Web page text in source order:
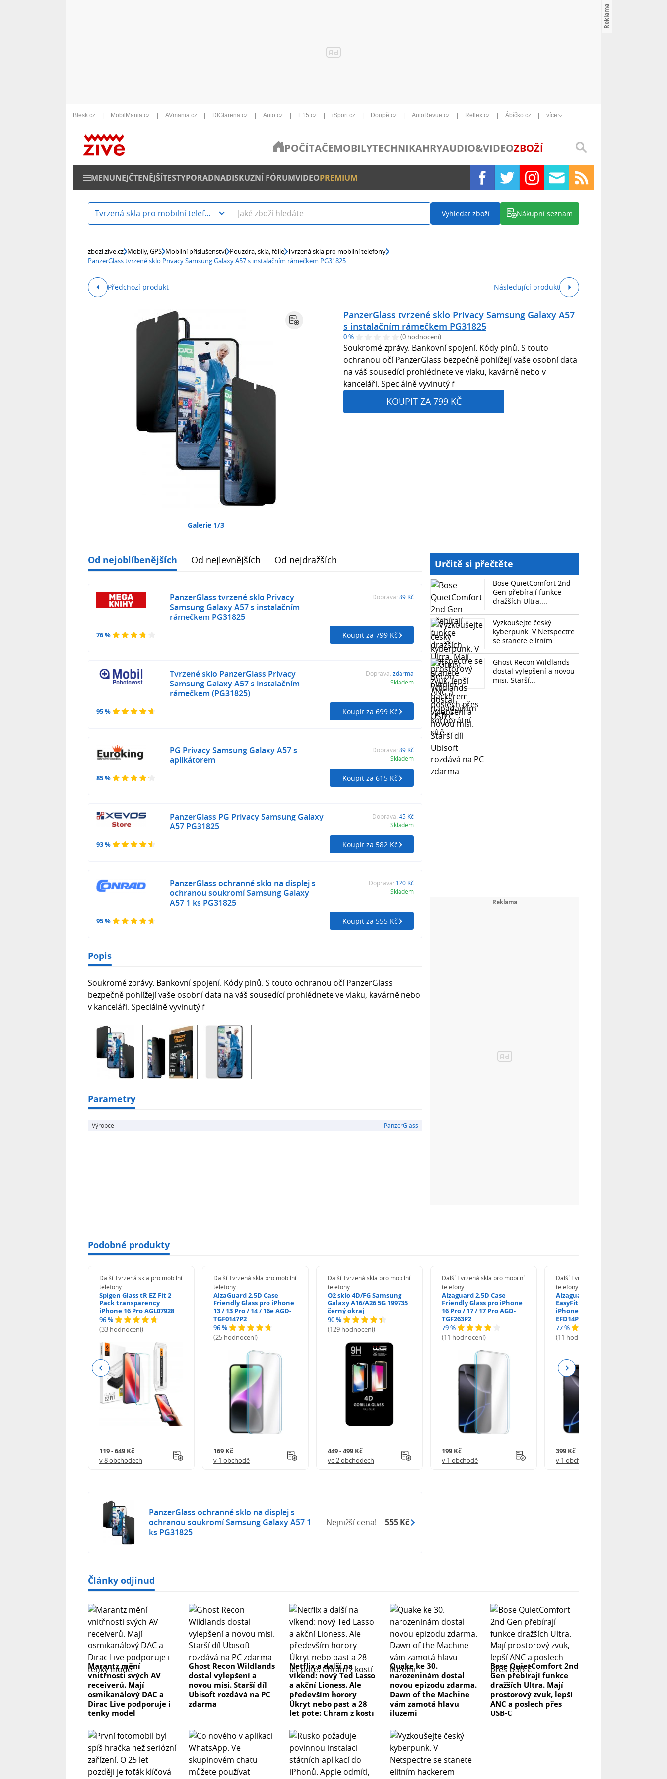
Blesk.cz MobilMania.cz AVmania.cz DIGIarena.cz Auto.cz E15.cz iSport.cz Doupě.cz AutoRevue.cz Reflex.cz Ábíčko.cz více
POČÍTAČEMOBILYTECHNIKAHRYAUDIO&VIDEOZBOŽÍ
MENUNEJČTENĚJŠÍTESTYPORADNADISKUZNÍ FÓRUMVIDEOPREMIUM
Tvrzená skla pro mobilní telefony Vyhledat zboží Nákupní seznam
zbozi.zive.cz Mobily, GPS Mobilní příslušenství Pouzdra, skla, fólie Tvrzená skla pro mobilní telefony
PanzerGlass tvrzené sklo Privacy Samsung Galaxy A57 s instalačním rámečkem PG31825
Předchozí produkt Následující produkt
Galerie 1/3
PanzerGlass tvrzené sklo Privacy Samsung Galaxy A57
s instalačním rámečkem PG31825
0 % (0 hodnocení)
Soukromé zprávy. Bankovní spojení. Kódy pinů. S touto
ochranou očí PanzerGlass bezpečně pohlížejí vaše osobní data
na váš sousedící prohlédnete ve vlaku, kavárně nebo v
kanceláři. Speciálně vyvinutý f
KOUPIT ZA 799 KČ
Od nejoblíbenějších Od nejlevnějších Od nejdražších
76 %
PanzerGlass tvrzené sklo Privacy
Samsung Galaxy A57 s instalačním
rámečkem PG31825
Doprava: 89 Kč
Koupit za 799 Kč
95 %
Tvrzené sklo PanzerGlass Privacy
Samsung Galaxy A57 s instalačním
rámečkem (PG31825)
Doprava: zdarma
Skladem
Koupit za 699 Kč
85 %
PG Privacy Samsung Galaxy A57 s
aplikátorem
Doprava: 89 Kč
Skladem
Koupit za 615 Kč
93 %
PanzerGlass PG Privacy Samsung Galaxy
A57 PG31825
Doprava: 45 Kč
Skladem
Koupit za 582 Kč
95 %
PanzerGlass ochranné sklo na displej s
ochranou soukromí Samsung Galaxy
A57 1 ks PG31825
Doprava: 120 Kč
Skladem
Koupit za 555 Kč
Popis
Soukromé zprávy. Bankovní spojení. Kódy pinů. S touto ochranou očí PanzerGlass
bezpečně pohlížejí vaše osobní data na váš sousedící prohlédnete ve vlaku, kavárně nebo
v kanceláři. Speciálně vyvinutý f
Parametry
Výrobce PanzerGlass
Určitě si přečtěte
Bose QuietComfort 2nd
Gen přebírají funkce
dražších Ultra....
Vyzkoušejte český
kyberpunk. V Netspectre
se stanete elitním...
Ghost Recon Wildlands
dostal vylepšení a novou
misi. Starší...
Podobné produkty
Další Tvrzená skla pro mobilní
telefony
Spigen Glass tR EZ Fit 2
Pack transparency
iPhone 16 Pro AGL07928
96 %
(33 hodnocení)
119 - 649 Kč
v 8 obchodech
Další Tvrzená skla pro mobilní
telefony
AlzaGuard 2.5D Case
Friendly Glass pro iPhone
13 / 13 Pro / 14 / 16e AGD-
TGF0147P2
96 %
(25 hodnocení)
169 Kč
v 1 obchodě
Další Tvrzená skla pro mobilní
telefony
O2 sklo 4D/FG Samsung
Galaxy A16/A26 5G 199735
černý okraj
90 %
(129 hodnocení)
449 - 499 Kč
ve 2 obchodech
Další Tvrzená skla pro mobilní
telefony
Alzaguard 2.5D Case
Friendly Glass pro iPhone
16 Pro / 17 / 17 Pro AGD-
TGF263P2
79 %
(11 hodnocení)
199 Kč
v 1 obchodě
Další Tvrzená skla pro mobilní
telefony
Alzaguard 2.5D Glass
EasyFit DustFree pro
iPhone 16 Pro / 17 AGD-
EFD14P3
77 %
(11 hodnocení)
399 Kč
v 1 obchodě
Previous Next
PanzerGlass ochranné sklo na displej s
ochranou soukromí Samsung Galaxy A57 1
ks PG31825
Nejnižší cena! 555 Kč
Články odjinud
Marantz mění
vnitřnosti svých AV
receiverů. Mají
osmikanálový DAC a
Dirac Live podporuje i
tenký model
Ghost Recon Wildlands
dostal vylepšení a
novou misi. Starší díl
Ubisoft rozdává na PC
zdarma
Netflix a další na
víkend: nový Ted Lasso
a akční Lioness. Ale
především horory
Úkryt nebo past a 28
let poté: Chrám z kostí
Quake ke 30.
narozeninám dostal
novou epizodu zdarma.
Dawn of the Machine
vám zamotá hlavu
iluzemi
Bose QuietComfort 2nd
Gen přebírají funkce
dražších Ultra. Mají
prostorový zvuk, lepší
ANC a poslech přes
USB-C